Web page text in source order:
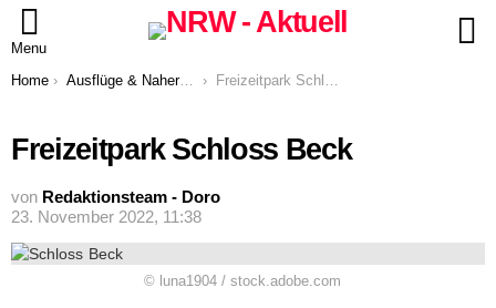
Menu
You are here:
Home Ausflüge & Naherholung Freizeitpark Schloss Beck
Freizeitpark Schloss Beck
von Redaktionsteam - Doro
23. November 2022, 11:38
© luna1904 / stock.adobe.com